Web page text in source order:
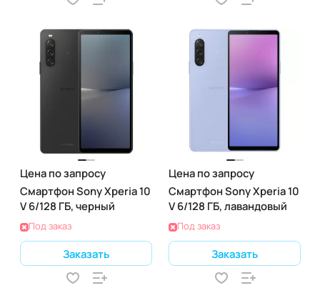
Цена по запросу
Смартфон Sony Xperia 10
V 6/128 ГБ, черный
Под заказ
Заказать
Цена по запросу
Смартфон Sony Xperia 10
V 6/128 ГБ, лавандовый
Под заказ
Заказать